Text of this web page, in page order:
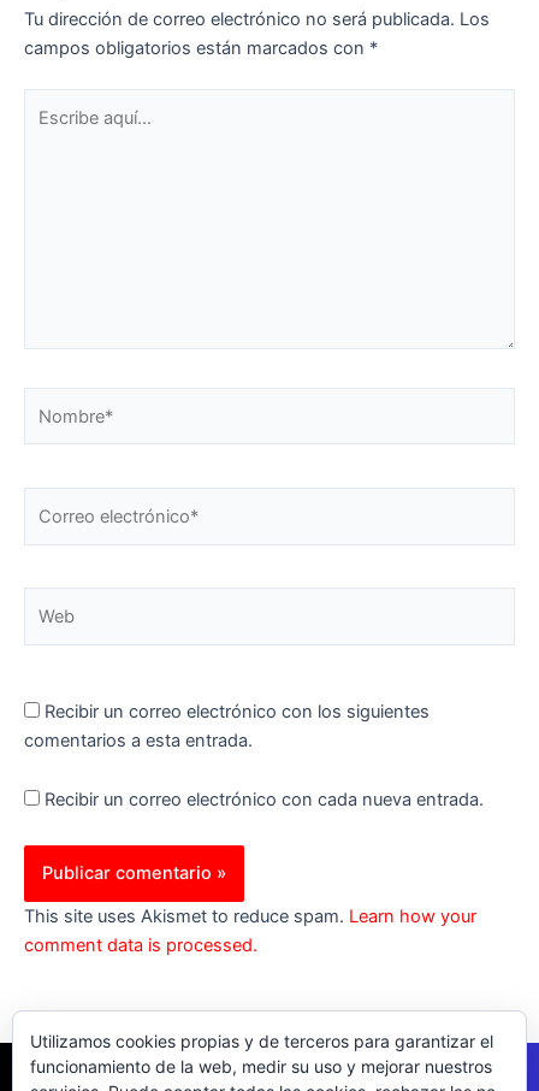
Tu dirección de correo electrónico no será publicada. Los
campos obligatorios están marcados con *
aquí...
electrónico*
Recibir un correo electrónico con los siguientes
comentarios a esta entrada.
Recibir un correo electrónico con cada nueva entrada.
This site uses Akismet to reduce spam. Learn how your
comment data is processed.
Utilizamos cookies propias y de terceros para garantizar el
funcionamiento de la web, medir su uso y mejorar nuestros